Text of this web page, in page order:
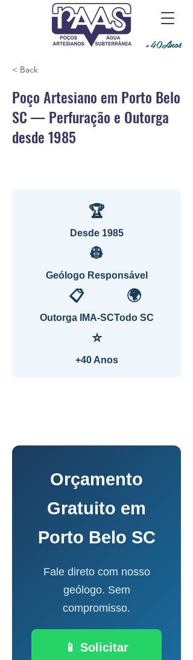
+40Anos
< Back
Poço Artesiano em Porto Belo
SC — Perfuração e Outorga
desde 1985
🏆
Desde 1985
👷
Geólogo Responsável
📋
Outorga IMA-SC
🌍
Todo SC
⭐
+40 Anos
Orçamento
Gratuito em
Porto Belo SC
Fale direto com nosso
geólogo. Sem
compromisso.
📱 Solicitar